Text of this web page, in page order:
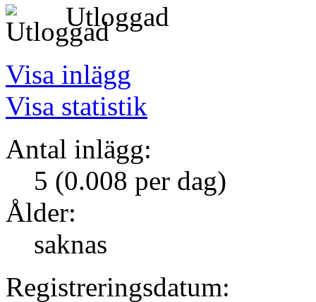
Utloggad
Visa inlägg
Visa statistik
Antal inlägg:
5 (0.008 per dag)
Ålder:
saknas
Registreringsdatum: